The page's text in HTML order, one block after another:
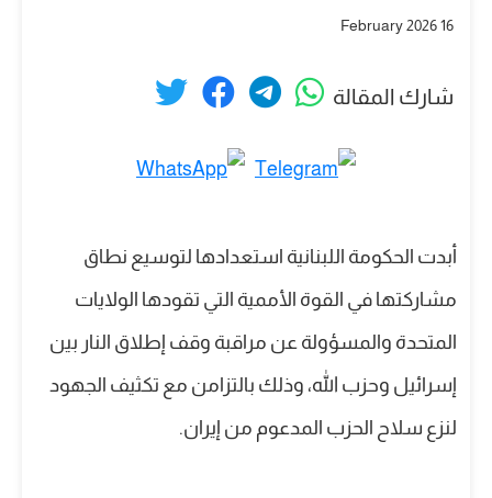
16 February 2026
شارك المقالة
أبدت الحكومة اللبنانية استعدادها لتوسيع نطاق
مشاركتها في القوة الأممية التي تقودها الولايات
المتحدة والمسؤولة عن مراقبة وقف إطلاق النار بين
إسرائيل وحزب الله، وذلك بالتزامن مع تكثيف الجهود
لنزع سلاح الحزب المدعوم من إيران.